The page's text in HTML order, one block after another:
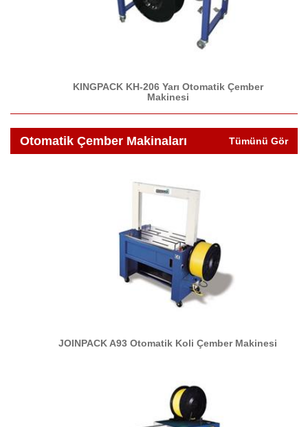
KINGPACK KH-206 Yarı Otomatik Çember
Makinesi
Otomatik Çember Makinaları Tümünü Gör
JOINPACK A93 Otomatik Koli Çember Makinesi